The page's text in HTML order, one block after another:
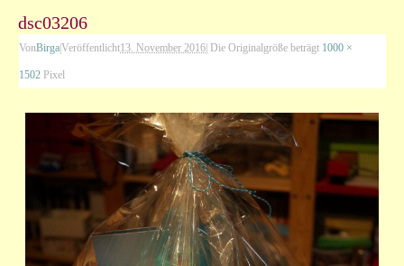
dsc03206
VonBirga|Veröffentlicht13. November 2016 Die Originalgröße beträgt 1000 ×
1502 Pixel